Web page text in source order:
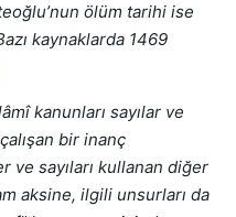
ölüm tarihi ise
kaynaklarda 1469
kanunları sayılar ve
bir inanç
ve sayıları kullanan diğer
aksine, ilgili unsurları da